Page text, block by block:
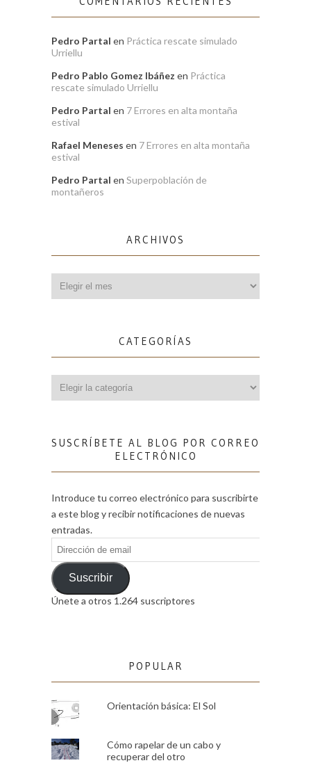
Pedro Partal en Práctica rescate simulado
Urriellu
Pedro Pablo Gomez Ibáñez en Práctica
rescate simulado Urriellu
Pedro Partal en 7 Errores en alta montaña
estival
Rafael Meneses en 7 Errores en alta montaña
estival
Pedro Partal en Superpoblación de
montañeros
ARCHIVOS
CATEGORÍAS
SUSCRÍBETE AL BLOG POR CORREO
ELECTRÓNICO
Introduce tu correo electrónico para suscribirte
a este blog y recibir notificaciones de nuevas
entradas.
Dirección
de
emailSuscribir
Únete a otros 1.264 suscriptores
POPULAR
Orientación básica: El Sol
Cómo rapelar de un cabo y
recuperar del otro